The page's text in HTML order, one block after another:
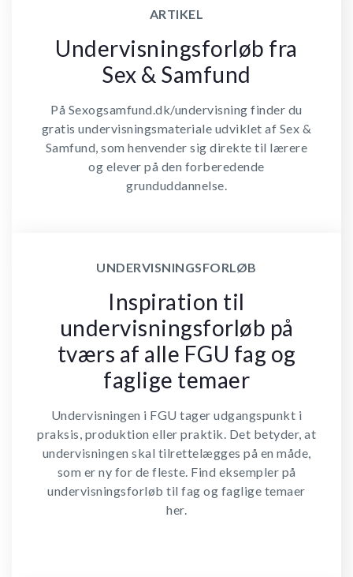
ARTIKEL
Undervisningsforløb fra
Sex & Samfund
På Sexogsamfund.dk/undervisning finder du
gratis undervisningsmateriale udviklet af Sex &
Samfund, som henvender sig direkte til lærere
og elever på den forberedende
grunduddannelse.
UNDERVISNINGSFORLØB
Inspiration til
undervisningsforløb på
tværs af alle FGU fag og
faglige temaer
Undervisningen i FGU tager udgangspunkt i
praksis, produktion eller praktik. Det betyder, at
undervisningen skal tilrettelægges på en måde,
som er ny for de fleste. Find eksempler på
undervisningsforløb til fag og faglige temaer
her.